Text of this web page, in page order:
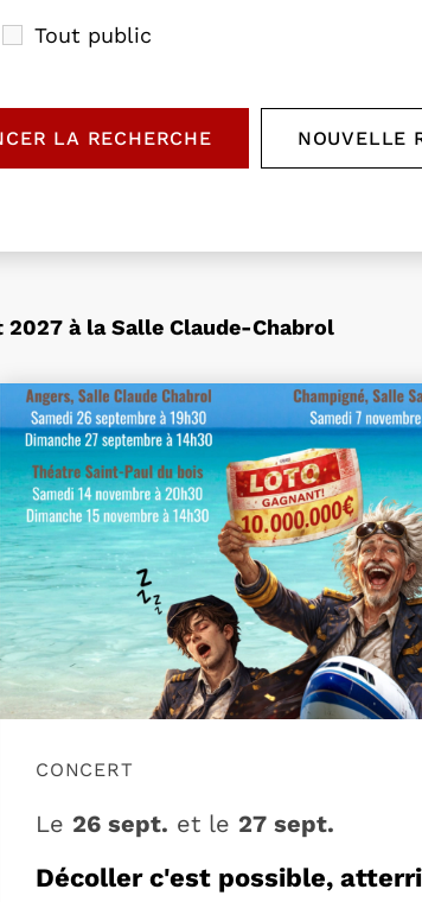
Tout public
LA RECHERCHE
DES ÉVÉNEMENTS NOUVELLE
à la Salle Claude-Chabrol
Décoller c'est possible,
CONCERT
Le 26 sept. et le 27 sept.
Plus d'information sur l'évènement